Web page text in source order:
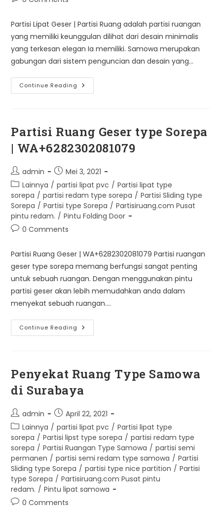
Partisi Lipat Geser | Partisi Ruang adalah partisi ruangan
yang memiliki keunggulan dilihat dari desain minimalis
yang terkesan elegan Ia memiliki. Samowa merupakan
gabungan dari sistem penguncian dan desain yang…
Continue Reading Partisi
Lipat
Partisi Ruang Geser type Sorepa
| WA+6282302081079
Post
author:
admin
Post
published:
Mei 3, 2021
Post
category:
Lainnya / partisi lipat pvc / Partisi lipat type
sorepa / partisi redam type sorepa / Partisi Sliding type
Sorepa / Partisi type Sorepa / Partisiruang.com Pusat
pintu redam. / Pintu Folding Door
Post0 Comments
Partisi Ruang Geser | WA+6282302081079 Partisi ruangan
geser type sorepa memang berfungsi sangat penting
untuk sebuah ruangan. Dengan menggunakan pintu
partisi geser akan lebih memudahkan anda dalam
menyekat sebuah ruangan.…
Continue Reading Partisi
Ruang
WA+6282302081079
Penyekat Ruang Type Samowa
di Surabaya
Post
author:
admin
Post
published:
April 22, 2021
Post
category:
Lainnya / partisi lipat pvc / Partisi lipat type
sorepa / Partisi lipst type sorepa / partisi redam type
sorepa / Partisi Ruangan Type Samowa / partisi semi
permanen / partisi semi redam type samowa / Partisi
Sliding type Sorepa / partisi type nice partition / Partisi
type Sorepa / Partisiruang.com Pusat pintu
redam. / Pintu lipat samowa
Post0 Comments